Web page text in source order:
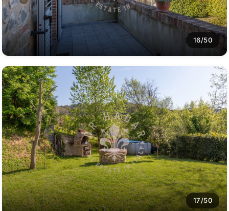
16/50
17/50